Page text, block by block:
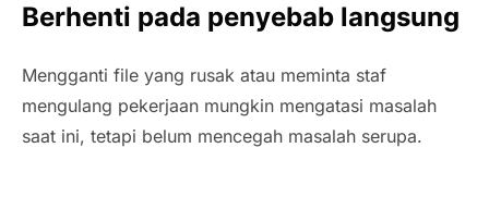
Berhenti pada penyebab langsung
Mengganti file yang rusak atau meminta staf
mengulang pekerjaan mungkin mengatasi masalah
saat ini, tetapi belum mencegah masalah serupa.